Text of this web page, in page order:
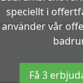
speciellt i
använder vår
Få 3